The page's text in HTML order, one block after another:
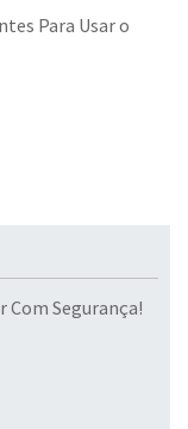
Com Segurança!